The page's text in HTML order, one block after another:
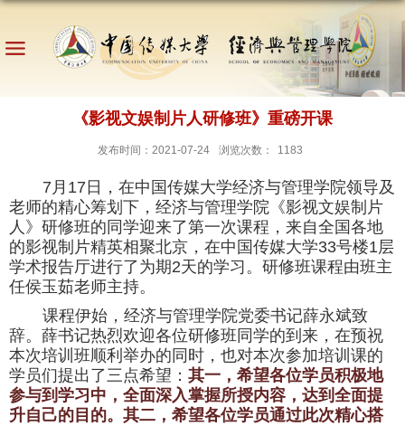
《影视文娱制片人研修班》重磅开课
发布时间：2021-07-24 浏览次数： 1183
7 月 17 日，在中国传媒大学经济与管理学院领导及
老师的精心筹划下，经济与管理学院《影视文娱制片
人》研修班的同学迎来了第一次课程，来自全国各地
的影视制片精英相聚北京，在中国传媒大学33号楼1层
学术报告厅进行了为期2天的学习。研修班课程由班主
任侯玉茹老师主持。
课程伊始，经济与管理学院党委书记薛永斌致
辞。薛书记热烈欢迎各位研修班同学的到来，在预祝
本次培训班顺利举办的同时，也对本次参加培训课的
学员们提出了三点希望： 其一，希望各位学员积极地
参与到学习中，全面深入掌握所授内容，达到全面提
升自己的目的。其二，希望各位学员通过此次精心搭